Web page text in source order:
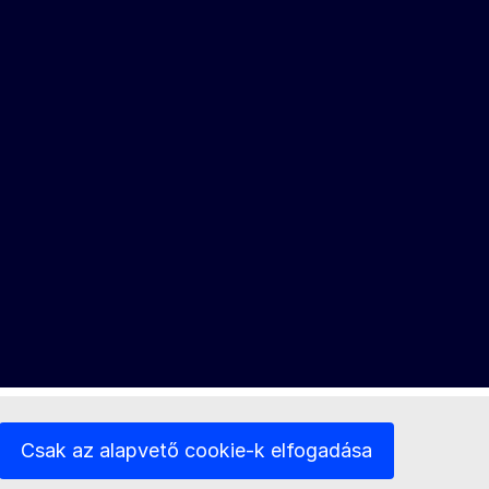
Csak az alapvető cookie-k elfogadása